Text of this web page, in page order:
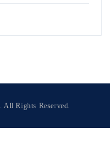
. All Rights Reserved.